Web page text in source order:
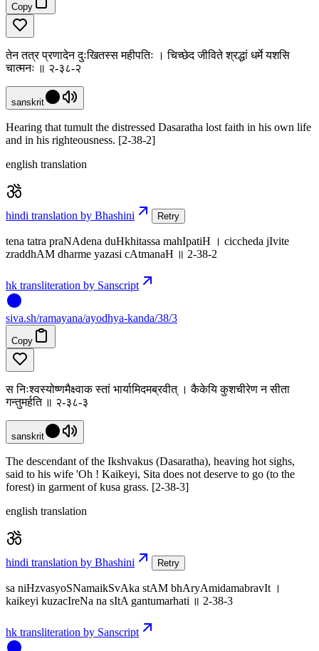
Copy
तेन तत्र प्रणादेन दुःखितस्स महीपतिः । चिच्छेद जीविते श्रद्धां धर्मे यशसि
चात्मनः ॥ २-३८-२
sanskrit
Hearing that tumult the distressed Dasaratha lost faith in his own life
and in his righteousness. [2-38-2]
english translation
hindi translation by Bhashini Retry
tena tatra praNAdena duHkhitassa mahIpatiH । ciccheda jIvite
zraddhAM dharme yazasi cAtmanaH ॥ 2-38-2
hk transliteration by Sanscript
siva.sh/ramayana/ayodhya-kanda/38/3
Copy
स निःश्वस्योष्णमैक्ष्वाक स्तां भार्यामिदमब्रवीत् । कैकेयि कुशचीरेण न सीता
गन्तुमर्हति ॥ २-३८-३
sanskrit
The descendant of the Ikshvakus (Dasaratha), heaving hot sighs,
said to his wife 'Oh ! Kaikeyi, Sita does not deserve to go (to the
forest) in garment of kusa grass. [2-38-3]
english translation
hindi translation by Bhashini Retry
sa niHzvasyoSNamaikSvAka stAM bhAryAmidamabravIt ।
kaikeyi kuzacIreNa na sItA gantumarhati ॥ 2-38-3
hk transliteration by Sanscript